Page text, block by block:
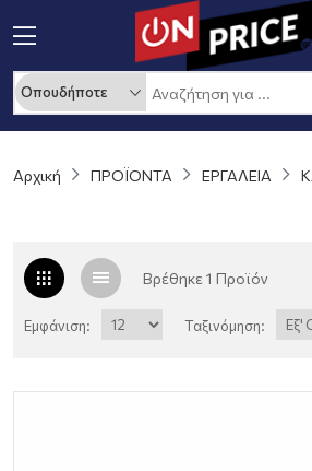
Αρχική ΠΡΟΪΟΝΤΑ ΕΡΓΑΛΕΙΑ
Βρέθηκε 1 Προϊόν
Εμφάνιση: Ταξινόμηση: